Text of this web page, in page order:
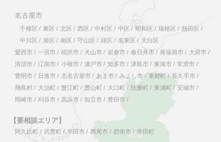
名古屋市
千種区 / 東区 / 北区 / 西区 / 中村区 / 中区 / 昭和区 / 瑞穂区 / 熱田区 /
中川区 / 港区 / 南区 / 守山区 / 緑区 / 名東区 / 天白区
愛西市 / 一宮市 / 稲沢市 / 犬山市 / 岩倉市 / 春日井市 / 尾張旭市 / 大府市 /
清須市 / 江南市 / 小牧市 / 瀬戸市 / 知多市 / 津島市 / 東海市 / 常滑市 /
豊明市 / 日進市 / 北名古屋市 / あま市 / みよし市/ 東郷町 / 長久手市 /
飛島村 / 大治町 / 蟹江町 / 豊山町 / 大口町 / 扶桑町 / 東浦町 / 安城市 /
岡崎市 / 刈谷市 / 高浜市 / 知立市 / 豊田市 /
【要相談エリア】
阿久比町 / 武豊町 / 半田市 / 西尾市 / 碧南市 / 幸田町